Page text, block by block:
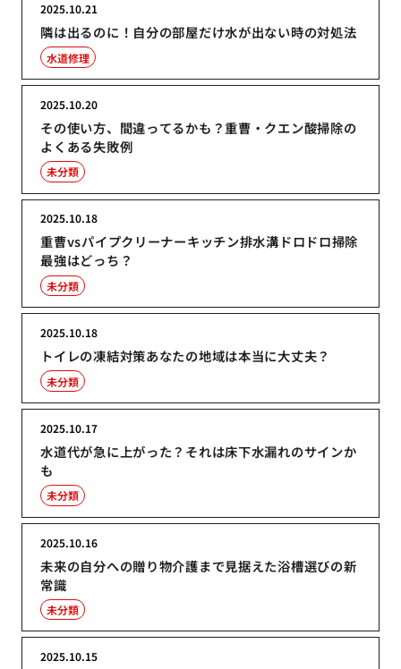
隣は出るのに！自分の部屋だけ水が出ない時の対処法
2025.10.21
水道修理
その使い方、間違ってるかも？重曹・クエン酸掃除の
よくある失敗例
2025.10.20
未分類
重曹vsパイプクリーナーキッチン排水溝ドロドロ掃除
最強はどっち？
2025.10.18
未分類
トイレの凍結対策あなたの地域は本当に大丈夫？
2025.10.18
未分類
水道代が急に上がった？それは床下水漏れのサインか
も
2025.10.17
未分類
未来の自分への贈り物介護まで見据えた浴槽選びの新
常識
2025.10.16
未分類
2025.10.15